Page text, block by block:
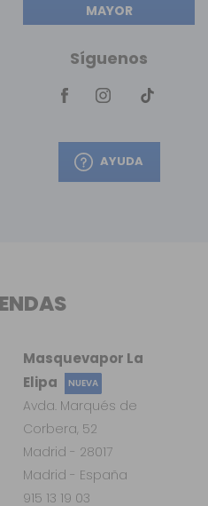
MAYOR
Síguenos
AYUDA
Masquevapor La
Elipa
NUEVA
Avda. Marqués de
Corbera, 52
Madrid - 28017
Madrid - España
915 13 19 03